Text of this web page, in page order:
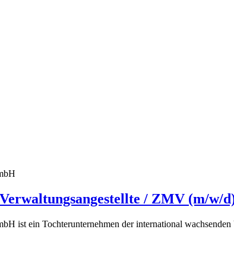
/ ZMV (m/w/
ist ein Tochterunternehmen der international